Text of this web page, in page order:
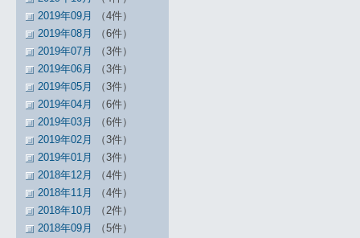
2019年09月
（4件）
2019年08月
（6件）
2019年07月
（3件）
2019年06月
（3件）
2019年05月
（3件）
2019年04月
（6件）
2019年03月
（6件）
2019年02月
（3件）
2019年01月
（3件）
2018年12月
（4件）
2018年11月
（4件）
2018年10月
（2件）
2018年09月
（5件）